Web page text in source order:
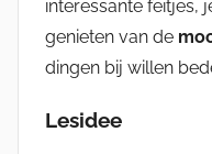
interessante feitjes,
genieten van de
dingen bij willen
Lesidee